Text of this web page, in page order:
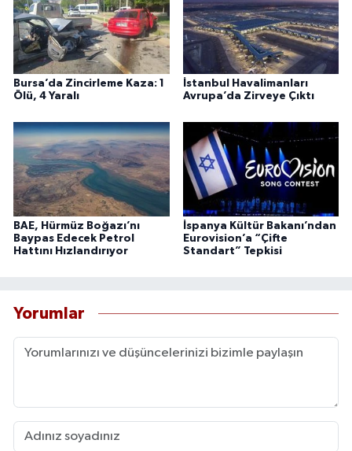
Bursa’da Zincirleme Kaza: 1
Ölü, 4 Yaralı
İstanbul Havalimanları
Avrupa’da Zirveye Çıktı
BAE, Hürmüz Boğazı’nı
Baypas Edecek Petrol
Hattını Hızlandırıyor
İspanya Kültür Bakanı’ndan
Eurovision’a “Çifte
Standart” Tepkisi
Yorumlar